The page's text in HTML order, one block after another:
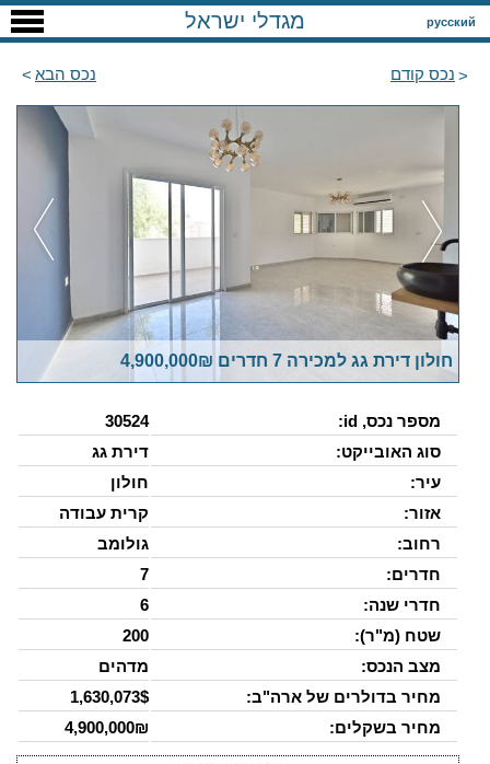
русский מגדלי ישראל
נכס קודם נכס הבא
חולון דירת גג למכירה 7 חדרים 4,900,000₪
מספר נכס, id:
30524
סוג האובייקט:
דירת גג
עיר:
חולון
אזור:
קרית עבודה
רחוב:
גולומב
חדרים:
7
חדרי שנה:
6
שטח (מ"ר):
200
מצב הנכס:
מדהים
מחיר בדולרים של ארה"ב:
1,630,073$
מחיר בשקלים:
4,900,000₪